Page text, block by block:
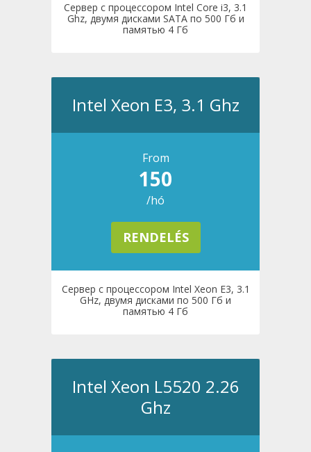
Сервер с процессором Intel Core i3, 3.1
Ghz, двумя дисками SATA по 500 Гб и
памятью 4 Гб
Intel Xeon E3, 3.1 Ghz
From
150
/hó
RENDELÉS
Сервер с процессором Intel Xeon E3, 3.1
GHz, двумя дисками по 500 Гб и
памятью 4 Гб
Intel Xeon L5520 2.26
Ghz